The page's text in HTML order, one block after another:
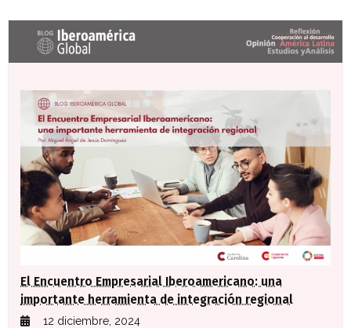
Últimas entradas Blog Iberoamérica global
El Encuentro Empresarial Iberoamericano: una
importante herramienta de integración regional
12 diciembre, 2024